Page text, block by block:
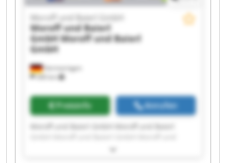
Hermaringen
340 km
Moroff und Baierl GmbH
Moroff und Baierl
GmbHMoroff und Baierl
GmbH
Preisinfo Anrufen
Moroff und Baierl GmbH Moroff und Baierl
Baierl GmbH Moroff und Baierl GmbH Moroff